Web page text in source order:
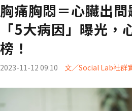
胸痛胸悶＝心臟出
「5大病因」曝光，
榜！
2023-11-12 09:10 文／Social Lab社群